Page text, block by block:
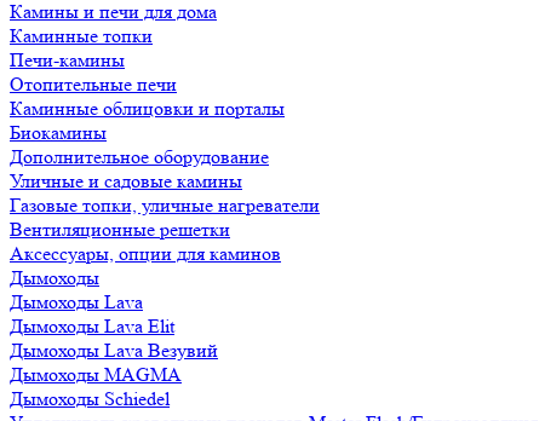
Камины и печи для дома
Каминные топки
Печи-камины
Отопительные печи
Каминные облицовки и порталы
Биокамины
Дополнительное оборудование
Уличные и садовые камины
Газовые топки, уличные нагреватели
Вентиляционные решетки
Аксессуары, опции для каминов
Дымоходы
Дымоходы Lava
Дымоходы Lava Elit
Дымоходы Lava Везувий
Дымоходы MAGMA
Дымоходы Schiedel